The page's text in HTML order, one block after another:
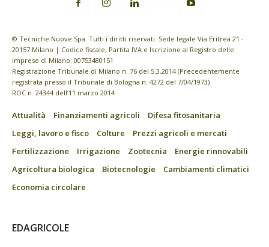
© Tecniche Nuove Spa. Tutti i diritti riservati. Sede legale Via Eritrea 21 -
20157 Milano | Codice fiscale, Partita IVA e Iscrizione al Registro delle
imprese di Milano: 00753480151
Registrazione Tribunale di Milano n. 76 del 5.3.2014 (Precedentemente
registrata presso il Tribunale di Bologna n. 4272 del 7/04/1973)
ROC n. 24344 dell’11 marzo 2014
Attualità Finanziamenti agricoli
Difesa fitosanitaria
Leggi, lavoro e fisco
Colture
Prezzi agricoli e mercati
Fertilizzazione
Irrigazione Zootecnia
Energie rinnovabili
Agricoltura biologica
Biotecnologie
Cambiamenti climatici
Economia circolare
EDAGRICOLE